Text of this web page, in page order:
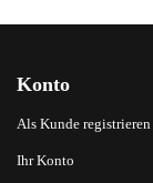
Konto
Als Kunde registrieren
Ihr Konto